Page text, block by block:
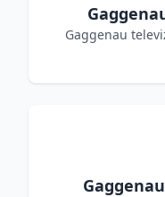
Gaggenau